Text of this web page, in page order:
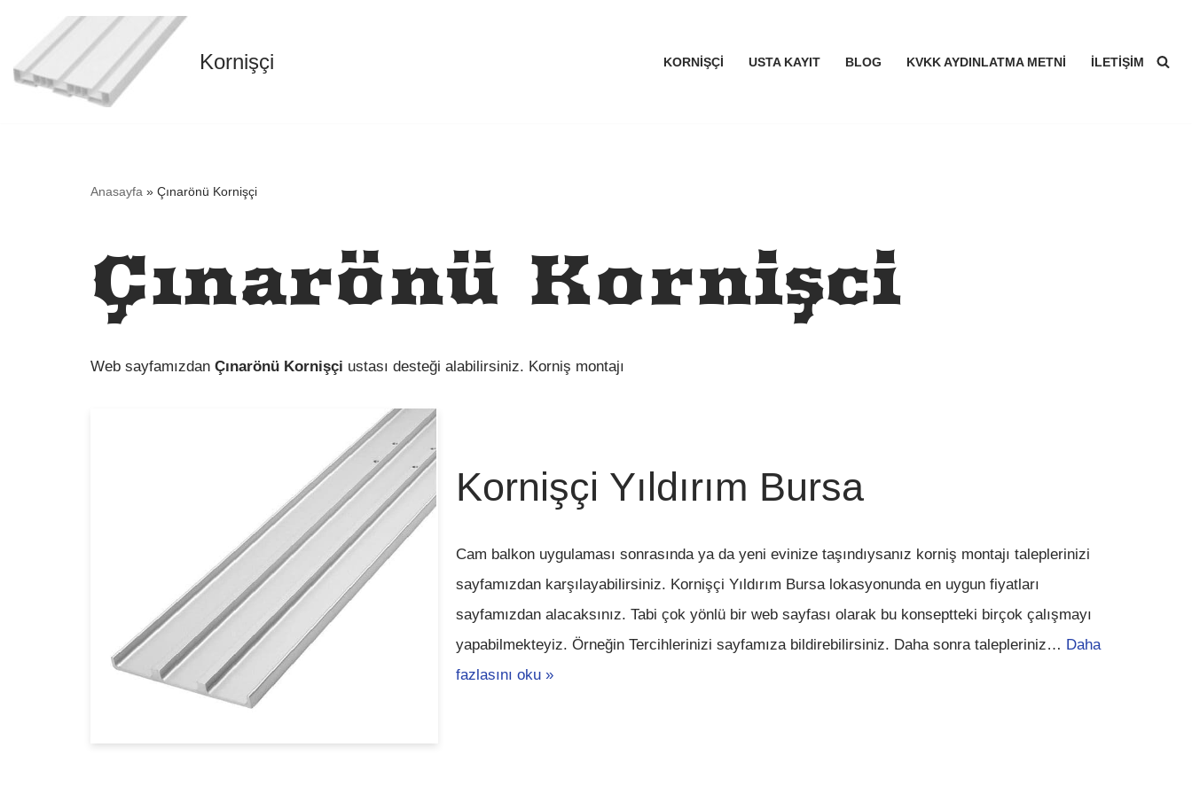
İçeriğe
geç
Kornişçi KORNIŞÇI USTA KAYIT BLOG KVKK AYDINLATMA METNI İLETIŞIM
Anasayfa » Çınarönü Kornişçi
Çınarönü Kornişçi
Web sayfamızdan Çınarönü Kornişçi ustası desteği alabilirsiniz. Korniş montajı
Kornişçi Yıldırım Bursa
Cam balkon uygulaması sonrasında ya da yeni evinize taşındıysanız korniş montajı taleplerinizi
sayfamızdan karşılayabilirsiniz. Kornişçi Yıldırım Bursa lokasyonunda en uygun fiyatları
sayfamızdan alacaksınız. Tabi çok yönlü bir web sayfası olarak bu konseptteki birçok çalışmayı
yapabilmekteyiz. Örneğin Tercihlerinizi sayfamıza bildirebilirsiniz. Daha sonra talepleriniz… Daha
fazlasını oku »